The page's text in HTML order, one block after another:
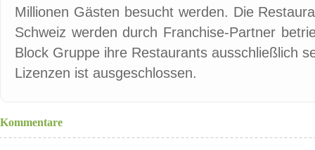
Millionen Gästen besucht werden. Die
Schweiz werden durch Franchise-Partner
Block Gruppe ihre Restaurants ausschließlich
Lizenzen ist ausgeschlossen.
Kommentare